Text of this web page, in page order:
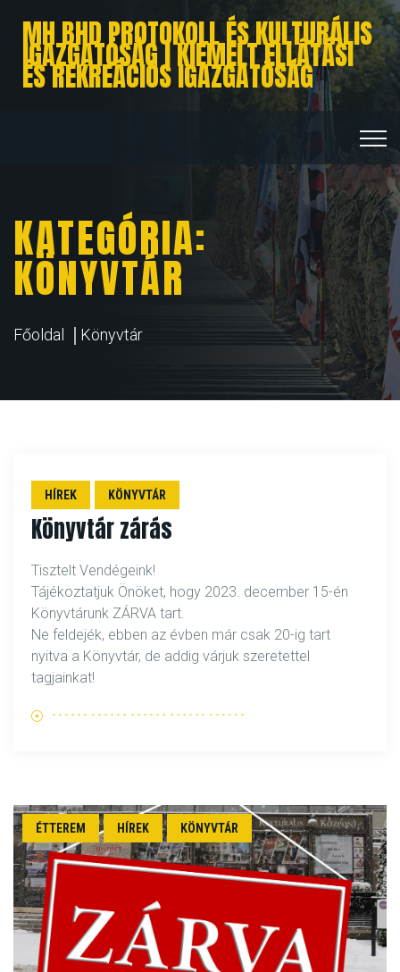
MH BHD PROTOKOLL ÉS KULTURÁLIS
IGAZGATÓSÁG I KIEMELT ELLÁTÁSI
ÉS REKREÁCIÓS IGAZGATÓSÁG
KATEGÓRIA:
KÖNYVTÁR
Főoldal Könyvtár
HÍREK KÖNYVTÁR
Könyvtár zárás
Tisztelt Vendégeink!
Tájékoztatjuk Önöket, hogy 2023. december 15-én
Könyvtárunk ZÁRVA tart.
Ne feldejék, ebben az évben már csak 20-ig tart
nyitva a Könyvtár, de addig várjuk szeretettel
tagjainkat!
ÉTTEREM HÍREK KÖNYVTÁR